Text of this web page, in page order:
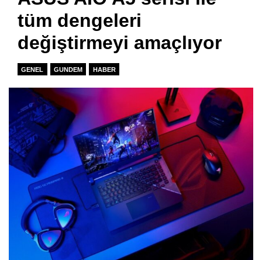
tüm dengeleri
değiştirmeyi amaçlıyor
GENEL GUNDEM HABER